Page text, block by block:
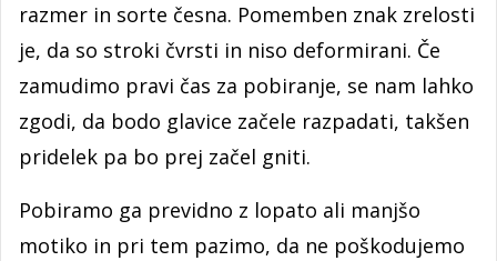
razmer in sorte česna. Pomemben znak zrelosti
je, da so stroki čvrsti in niso deformirani. Če
zamudimo pravi čas za pobiranje, se nam lahko
zgodi, da bodo glavice začele razpadati, takšen
pridelek pa bo prej začel gniti.
Pobiramo ga previdno z lopato ali manjšo
motiko in pri tem pazimo, da ne poškodujemo